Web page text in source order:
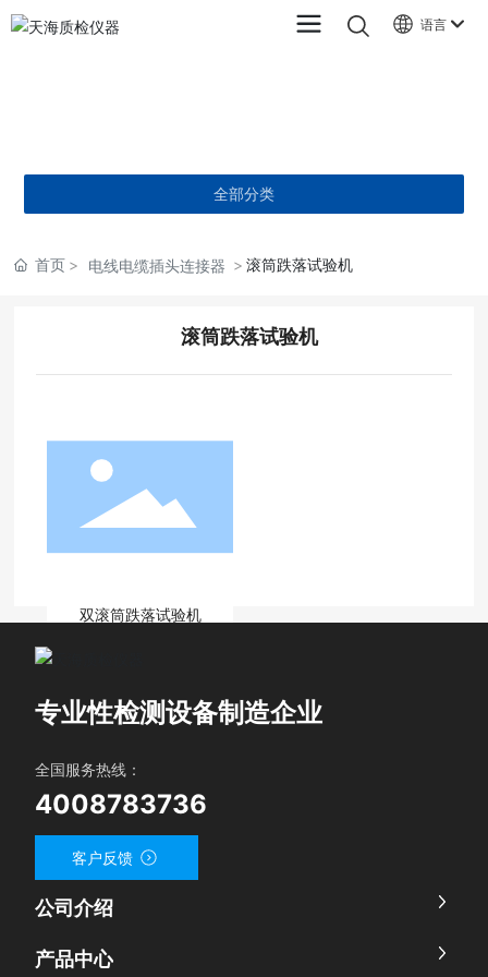
语言
全部分类
首页 电线电缆插头连接器 滚筒跌落试验机
滚筒跌落试验机
双滚筒跌落试验机
专业性检测设备制造企业
全国服务热线：
4008783736
客户反馈
公司介绍
产品中心